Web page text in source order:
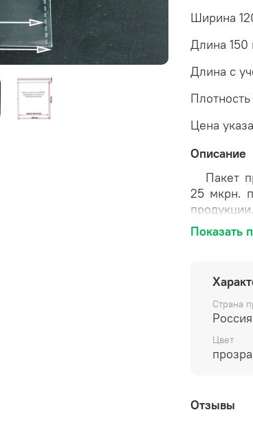
Ширина
Длина 150
Длина с
Цена
Описание
Пакет
25 мкрн.
порчу
Размеры
Показать
Страна
Россия
Цвет
Отзывы